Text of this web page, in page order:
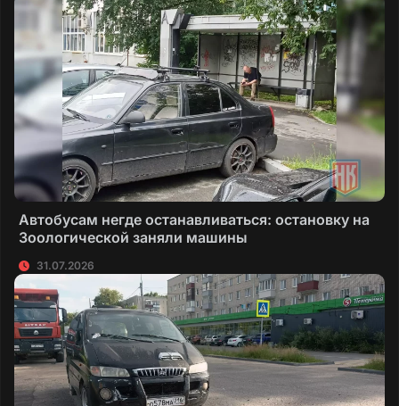
Автобусам негде останавливаться: остановку на
Зоологической заняли машины
31.07.2026